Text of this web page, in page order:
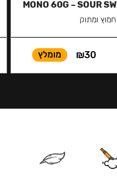
MONO 60G – SOUR
ומתוק
₪30 מומלץ